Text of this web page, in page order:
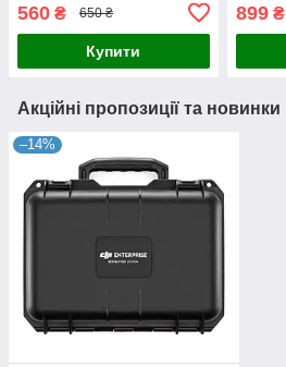
560 ₴ 650 ₴
Купити
899₴
Акційні пропозиції та новинки
–14%